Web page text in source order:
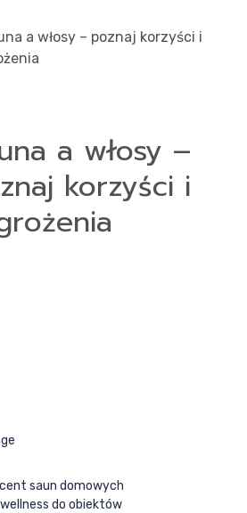
a włosy –
korzyści i
saun domowych
do obiektów